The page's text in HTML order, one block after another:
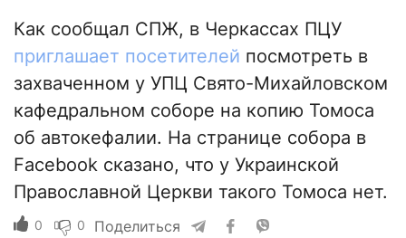
Как сообщал СПЖ, в Черкассах ПЦУ
приглашает посетителей посмотреть в
захваченном у УПЦ Свято-Михайловском
кафедральном соборе на копию Томоса
об автокефалии. На странице собора в
Facebook сказано, что у Украинской
Православной Церкви такого Томоса нет.
0 0 Поделиться